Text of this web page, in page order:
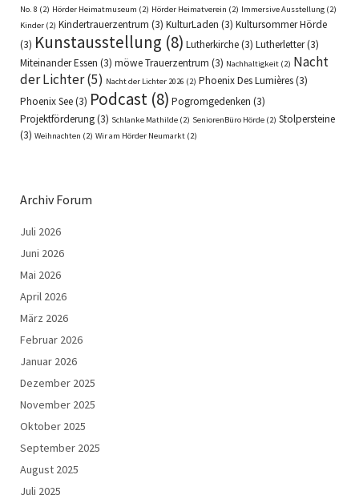
No. 8 (2) Hörder Heimatmuseum (2) Hörder Heimatverein (2) Immersive Ausstellung (2)
Kinder (2) Kindertrauerzentrum (3) KulturLaden (3) Kultursommer Hörde
(3) Kunstausstellung (8) Lutherkirche(3) Lutherletter(3)
Miteinander Essen (3) möwe Trauerzentrum (3) Nachhaltigkeit (2) Nacht
der Lichter(5) Nacht der Lichter 2026 (2) Phoenix Des Lumières(3)
Phoenix See(3) Podcast (8) Pogromgedenken (3)
Projektförderung(3) Schlanke Mathilde (2) SeniorenBüro Hörde (2) Stolpersteine
(3) Weihnachten (2) Wir am Hörder Neumarkt (2)
Archiv Forum
Juli 2026
Juni 2026
Mai 2026
April 2026
März 2026
Februar 2026
Januar 2026
Dezember 2025
November 2025
Oktober 2025
September 2025
August 2025
Juli 2025